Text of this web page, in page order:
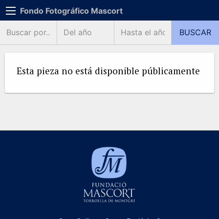
Fondo Fotográfico Mascort
Esta pieza no está disponible públicamente